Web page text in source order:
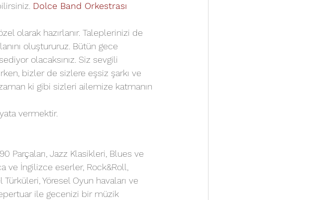
Dolce Band Orkestrası
olarak hazırlanır. Taleplerinizi de
oluştururuz. Bütün gece
olacaksınız. Siz sevgili
bizler de sizlere eşsiz şarkı ve
ki gibi sizleri ailemize katmanın
vermektir.
Parçaları, Jazz Klasikleri, Blues ve
ve İngilizce eserler, Rock&Roll,
Yöresel Oyun havaları ve
ile gecenizi bir müzik